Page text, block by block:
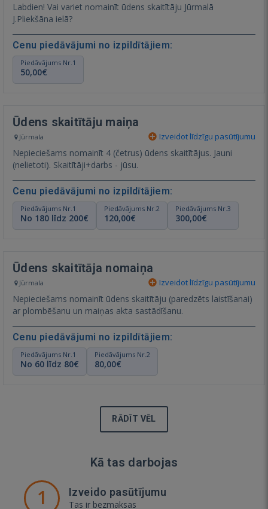
Labdien! Vai variet nomainīt ūdens skaitītāju Jūrmalā
J.Pliekšāna ielā?
Cenu piedāvājumi no izpildītājiem:
Piedāvājums Nr.1
50,00€
Ūdens skaitītāju maiņa
Jūrmala Izveidot līdzīgu pasūtījumu
Nepieciešams nomainīt 4 (četrus) ūdens skaitītājus. Jauni
(nelietoti). Skaitītāji+darbs - jūsu.
Cenu piedāvājumi no izpildītājiem:
Piedāvājums Nr.1
No 180 līdz 200€
Piedāvājums Nr.2
120,00€
Piedāvājums Nr.3
300,00€
Ūdens skaitītāja nomaiņa
Jūrmala Izveidot līdzīgu pasūtījumu
Nepieciešams nomainīt ūdens skaitītāju (paredzēts laistīšanai)
ar plombēšanu un maiņas akta sastādīšanu.
Cenu piedāvājumi no izpildītājiem:
Piedāvājums Nr.1
No 60 līdz 80€
Piedāvājums Nr.2
80,00€
RĀDĪT VĒL
Kā tas darbojas
1 Izveido pasūtījumu
Tas ir bezmaksas